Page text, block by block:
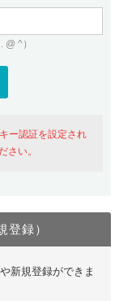
機能を使う方
成
^）
ー認証を設定され
さい。
登録）
新規登録ができま